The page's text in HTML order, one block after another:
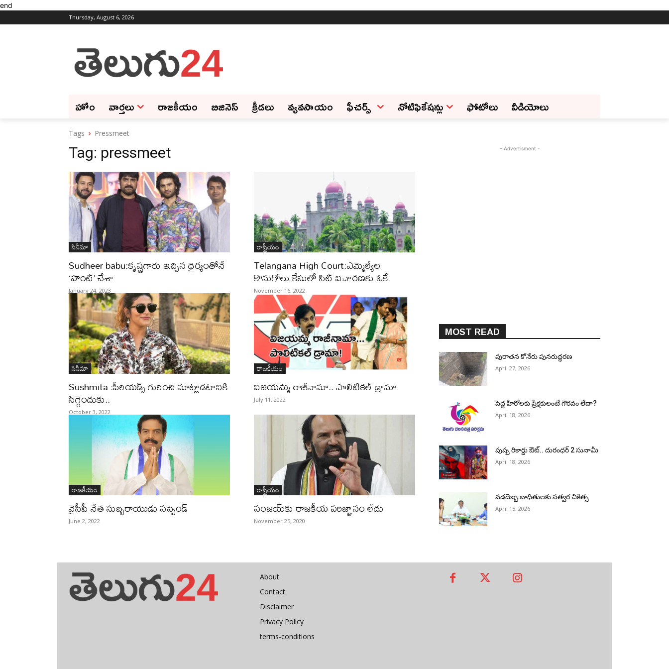
end
Thursday, August 6, 2026
హోం వార్తలు రాజకీయం బిజినెస్‌ క్రీడలు వ్యవసాయం ఫీచ‌ర్స్ ‌ నోటిఫికేషన్లు ఫోటోలు వీడియోలు
Tags Pressmeet
Tag: pressmeet
సినీమా
Sudheer babu:కృష్ణగారు ఇచ్చిన ధైర్యంతోనే
‘హంట్’ చేశా
January 24, 2023
రాష్ట్రీయం
Telangana High Court:ఎమ్మెల్యేల
కొనుగోలు కేసులో సిట్ విచారణకు ఓకే
November 16, 2022
సినీమా
Sushmita :పీరియడ్స్ గురించి మాట్లాడటానికి
సిగ్గెందుకు..
October 3, 2022
రాజకీయం
విజయమ్మ రాజీనామా.. పొలిటికల్‌ డ్రామా
July 11, 2022
రాజకీయం
వైసీపీ నేత సుబ్బరాయుడు సస్పెండ్‌
June 2, 2022
రాష్ట్రీయం
సంజయ్‌కు రాజకీయ పరిజ్ఞానం లేదు
November 25, 2020
- Advertisment -
MOST READ
పురాత‌న కోనేరు పున‌రుద్ధ‌ర‌ణ
April 27, 2026
పెద్ద హీరోల‌కు ప్రేక్ష‌కులంటే గౌర‌వం లేదా?
April 18, 2026
పుష్ప రికార్డు ఔట్‌.. దురంధ‌ర్ 2 సునామీ
April 18, 2026
వడదెబ్బ బాధితులకు సత్వర చికిత్స
April 15, 2026
About
Contact
Disclaimer
Privacy Policy
terms-conditions